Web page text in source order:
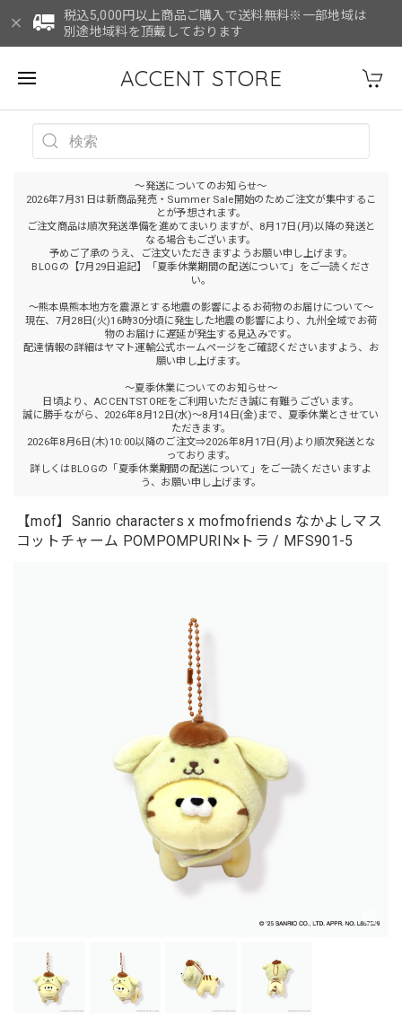
税込5,000円以上商品ご購入で送料無料※一部地域は
別途地域料を頂戴しております
ACCENT STORE
～発送についてのお知らせ～
2026年7月31日は新商品発売・Summer Sale開始のためご注文が集中するこ
とが予想されます。
ご注文商品は順次発送準備を進めてまいりますが、8月17日(月)以降の発送と
なる場合もございます。
予めご了承のうえ、ご注文いただきますようお願い申し上げます。
BLOGの【7月29日追記】「夏季休業期間の配送について」をご一読くださ
い。
～熊本県熊本地方を震源とする地震の影響によるお荷物のお届けについて～
現在、7月28日(火)16時30分頃に発生した地震の影響により、九州全域でお荷
物のお届けに遅延が発生する見込みです。
配達情報の詳細はヤマト運輸公式ホームページをご確認くださいますよう、お
願い申し上げます。
～夏季休業についてのお知らせ～
日頃より、ACCENTSTOREをご利用いただき誠に有難うございます。
誠に勝手ながら、2026年8月12日(水)～8月14日(金)まで、夏季休業とさせてい
ただきます。
2026年8月6日(木)10:00以降のご注文⇒2026年8月17日(月)より順次発送とな
っております。
詳しくはBLOGの「夏季休業期間の配送について」をご一読くださいますよ
う、お願い申し上げます。
【mof】Sanrio characters x mofmofriends なかよしマス
コットチャーム POMPOMPURIN×トラ / MFS901-5